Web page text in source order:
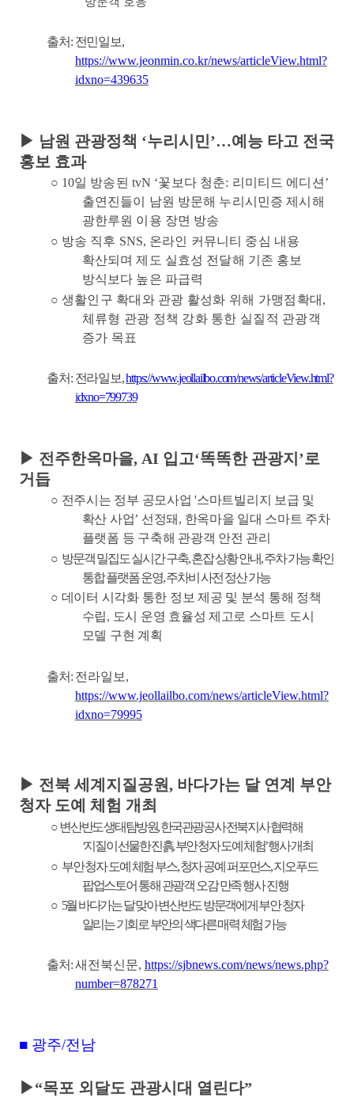
출처: 전민일보,
https://www.jeonmin.co.kr/news/articleView.html?
idxno=439635
▶ 남원 관광정책 ‘누리시민’…예능 타고 전국
홍보 효과
○ 10일 방송된 tvN ‘꽃보다 청춘: 리미티드 에디션’
출연진들이 남원 방문해 누리시민증 제시해
광한루원 이용 장면 방송
○ 방송 직후 SNS, 온라인 커뮤니티 중심 내용
확산되며 제도 실효성 전달해 기존 홍보
방식보다 높은 파급력
○ 생활인구 확대와 관광 활성화 위해 가맹점확대 ,
체류형 관광 정책 강화 통한 실질적 관광객
증가 목표
출처: 전라일보,https://www.jeollailbo.com/news/articleView.html?
idxno=799739
▶ 전주한옥마을, AI 입고‘똑똑한 관광지’로
거듭
○ 전주시는 정부 공모사업'스마트빌리지 보급 및
확산 사업’ 선정돼 , 한옥마을 일대 스마트 주차
플랫폼 등 구축해 관광객 안전 관리
○ 방문객 밀집도 실시간 구축,혼잡 상황 안내,주차 가능 확인
통합 플랫폼 운영,주차비 사전 정산 가능
○ 데이터 시각화 통한 정보 제공 및 분석 통해 정책
수립, 도시 운영 효율성 제고로 스마트 도시
모델 구현 계획
출처: 전라일보 ,
https://www.jeollailbo.com/news/articleView.html?
idxno=79995
▶ 전북 세계지질공원, 바다가는 달 연계 부안
청자 도예 체험 개최
○ 변산반도 생태탐방원,한국관광공사 전북지사 협력해
‘지질이 선물한 진흙,부안 청자 도예 체험’행사 개최
○ 부안 청자 도예 체험 부스,청자 공예 퍼포먼스,지오푸드
팝업스토어 통해 관광객 오감 만족 행사 진행
○ 5월 바다가는 달 맞아 변산반도 방문객에게 부안 청자
알리는 기회로 부안의 색다른 매력 체험 가능
출처:새전북신문, https://sjbnews.com/news/news.php?
number=878271
■ 광주/전남
▶“목포 외달도 관광시대 열린다”